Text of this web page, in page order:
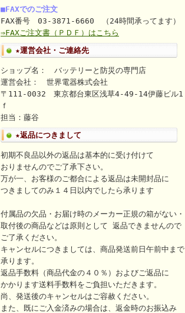
■FAXでのご注文
FAX番号 03-3871-6660 （24時間承ってます）
⇒FAXご注文書（ＰＤＦ）はこちら
★運営会社・ご連絡先
ショップ名： バッテリーと防災の専門店
運営会社： 世界電器株式会社
〒111-0032 東京都台東区浅草4-49-14伊藤ビル1
ｆ
担当：藤谷
★返品につきまして
初期不良品以外の返品は基本的に受け付けて
おりませんのでご了承下さい。
万が一、お客様のご都合による返品は未開封品に
つきましてのみ１４日以内でしたら承ります
付属品の欠品・お届け時のメーカー正規の箱がない・
取付後の商品などは原則として 返品できませんので
ご了承ください。
キャンセルにつきましては、商品発送前日午前中まで
承ります。
返品手数料（商品代金の４０％）およびご返品に
かかります送料手数料をご負担いただきます。
尚、発送後のキャンセルはご容赦ください。
また、既にご入金済みの場合は、返金時のお振込み